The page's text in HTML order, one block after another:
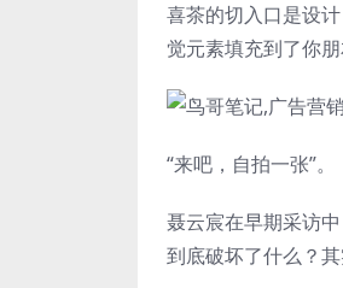
喜茶的切入口是设
觉元素填充到了你
“来吧，自拍一张”。
聂云宸在早期采访
到底破坏了什么？